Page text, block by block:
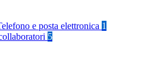
e posta elettronica 1
5